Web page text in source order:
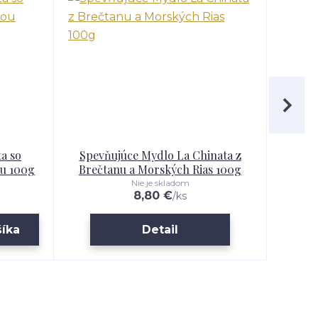
so
100g
Spevňujúce Mydlo La Chinata z
Brečtanu a Morských Rias 100g
8,80 €/ks
Nie je skladom
Detail